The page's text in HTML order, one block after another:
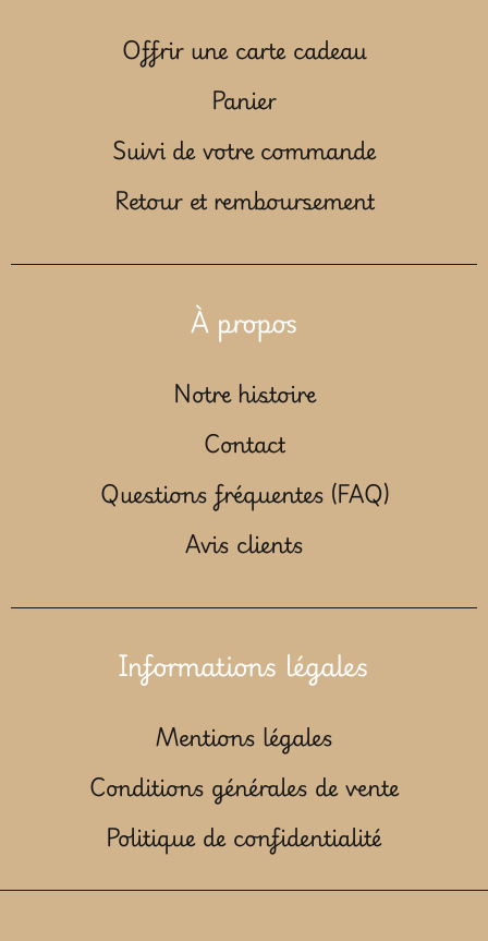
Offrir une carte cadeau
Panier
Suivi de votre commande
Retour et remboursement
À propos
Notre histoire
Contact
Questions fréquentes (FAQ)
Avis clients
Informations légales
Mentions légales
Conditions générales de vente
Politique de confidentialité